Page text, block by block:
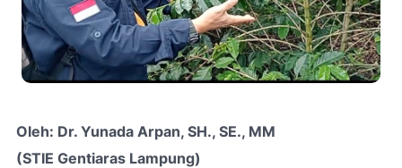
Oleh: Dr. Yunada Arpan, SH., SE., MM
(STIE Gentiaras Lampung)